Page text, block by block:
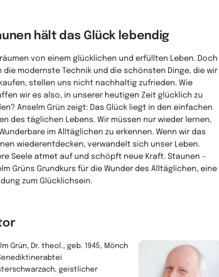
hält das Glück lebendig
von einem glücklichen und erfüllten Leben. Doch
die modernste Technik und die schönsten Dinge, die wir
stellen uns nicht nachhaltig zufrieden. Wie
wir es also, in unserer heutigen Zeit glücklich zu
Anselm Grün zeigt: Das Glück liegt in den einfachen
des täglichen Lebens. Wir müssen nur wieder lernen,
im Alltäglichen zu erkennen. Wenn wir das
wiederentdecken, verwandelt sich unser Leben.
Seele atmet auf und schöpft neue Kraft. Staunen –
Grüns Grundkurs für die Wunder des Alltäglichen, eine
zum Glücklichsein.
Grün, Dr. theol., geb. 1945, Mönch
geistlicher